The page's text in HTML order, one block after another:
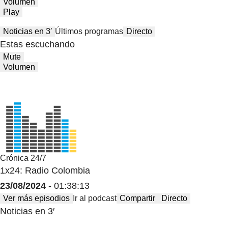
Play
Noticias en 3′ Últimos programas Directo
Estas escuchando
Mute
Volumen
Crónica 24/7
1x24: Radio Colombia
23/08/2024 - 01:38:13
Ver más episodios Ir al podcast Compartir Directo
Noticias en 3′